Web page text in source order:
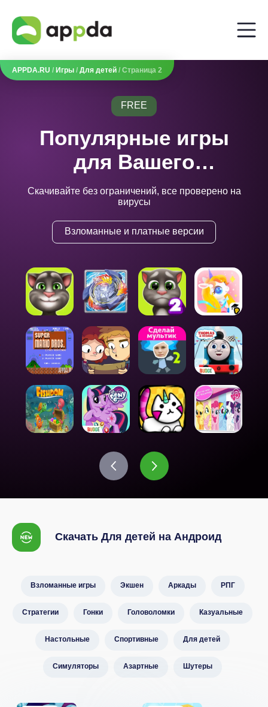
APPDA.RU / Игры / Для детей / Страница 2
FREE
Популярные игры
для Вашего
телефона
Скачивайте без ограничений, все проверено на
вирусы
Взломанные и платные версии
Скачать Для детей на Андроид
Взломанные игры Экшен Аркады РПГ
Стратегии Гонки Головоломки Казуальные
Настольные Спортивные Для детей
Симуляторы Азартные Шутеры